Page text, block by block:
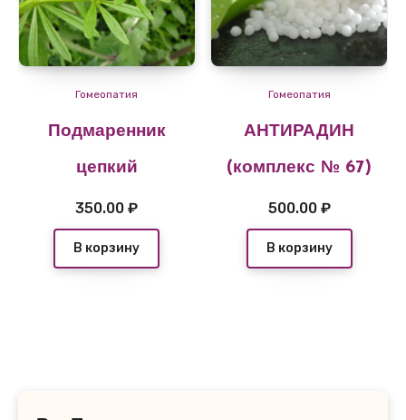
Гомеопатия
Подмаренник
цепкий
350.00₽
В корзину
Гомеопатия
АНТИРАДИН
(комплекс № 67)
500.00 ₽
В корзину